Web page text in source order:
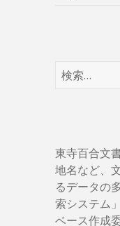
検
索:
東寺百合文
地名など、
るデータの
索システム
ベース作成